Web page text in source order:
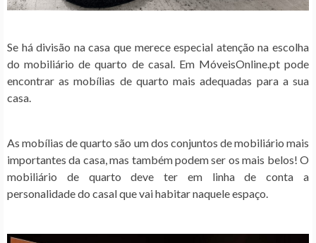
Se há divisão na casa que merece especial atenção na escolha
do mobiliário de quarto de casal. Em MóveisOnline.pt pode
encontrar as mobílias de quarto mais adequadas para a sua
casa.
As mobílias de quarto são um dos conjuntos de mobiliário mais
importantes da casa, mas também podem ser os mais belos! O
mobiliário de quarto deve ter em linha de conta a
personalidade do casal que vai habitar naquele espaço.